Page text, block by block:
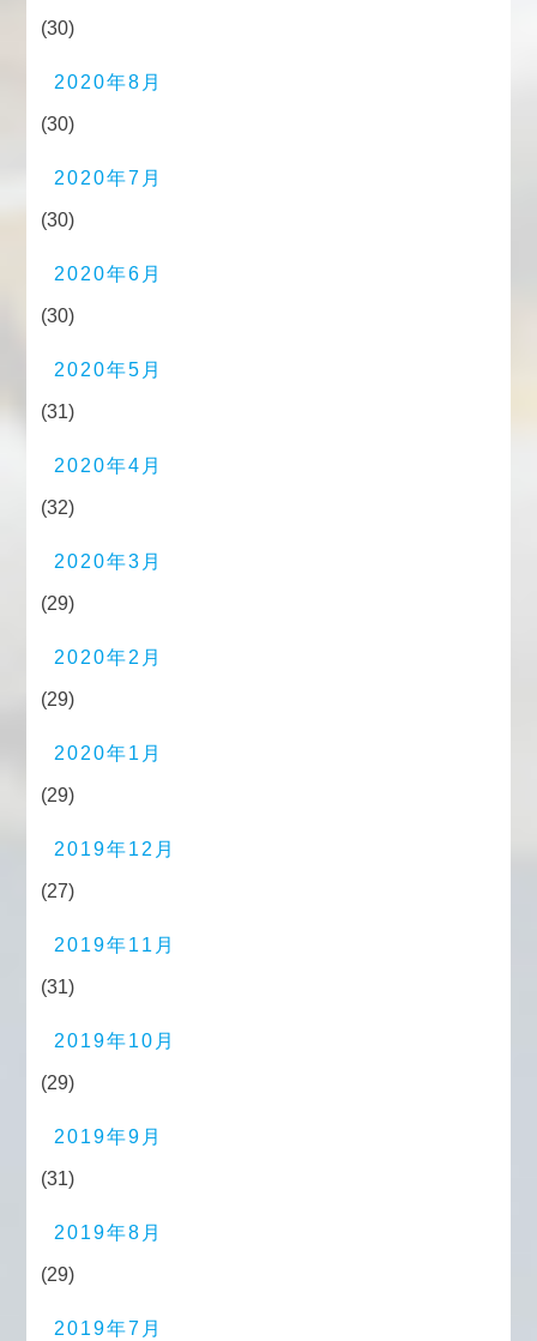
(30)
2020年8月
(30)
2020年7月
(30)
2020年6月
(30)
2020年5月
(31)
2020年4月
(32)
2020年3月
(29)
2020年2月
(29)
2020年1月
(29)
2019年12月
(27)
2019年11月
(31)
2019年10月
(29)
2019年9月
(31)
2019年8月
(29)
2019年7月